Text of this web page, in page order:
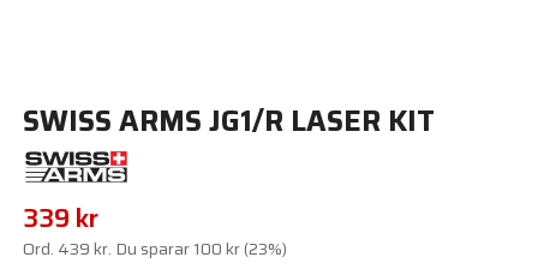
SWISS ARMS JG1/R LASER KIT
339 kr
Ord. 439 kr. Du sparar100 kr(23%)